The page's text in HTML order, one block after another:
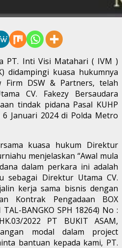
PT. Inti Visi Matahari ( IVM )
didampingi kuasa hukumnya
DSW & Partners, telah
CV. Fakezy Bersaudara
tindak pidana Pasal KUHP
Januari 2024 di Polda Metro
kuasa hukum Direktur
menjelaskan “Awal mula
dalam perkara ini adalah
sebagai Direktur Utama CV.
kerja sama bisnis dengan
Kontrak Pengadaan BOX
TAL-BANGKO SPH 18264) No :
HK.03/2022 PT BUKIT ASAM,
modal dalam project
bantuan kepada kami, PT.